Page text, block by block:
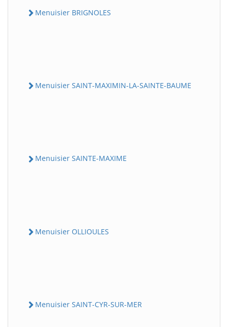
Menuisier BRIGNOLES
Menuisier SAINT-MAXIMIN-LA-SAINTE-BAUME
Menuisier SAINTE-MAXIME
Menuisier OLLIOULES
Menuisier SAINT-CYR-SUR-MER